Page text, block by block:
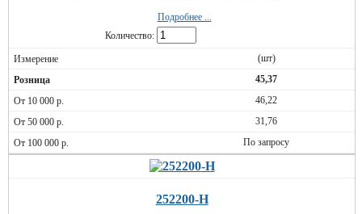
Подробнее ...
Количество:
(шт)
45,37
46,22
31,76
По запросу
252200-H